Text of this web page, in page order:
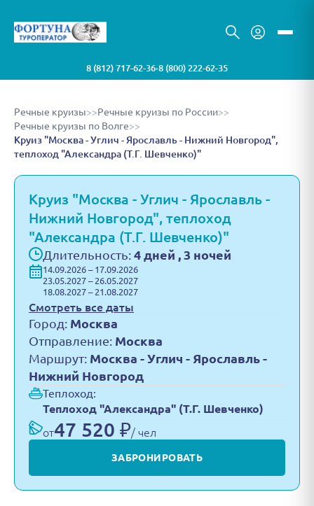
8 (812) 717-62-36•8 (800) 222-62-35
Речные круизы>>Речные круизы по России>>
Речные круизы по Волге>>
Круиз "Москва - Углич - Ярославль - Нижний Новгород",
теплоход "Александра (Т.Г. Шевченко)"
Круиз "Москва - Углич - Ярославль -
Нижний Новгород", теплоход
"Александра (Т.Г. Шевченко)"
Длительность: 4 дней , 3 ночей
14.09.2026 – 17.09.2026
23.05.2027 – 26.05.2027
18.08.2027 – 21.08.2027
Смотреть все даты
Город: Москва
Отправление: Москва
Маршрут: Москва - Углич - Ярославль -
Нижний Новгород
Теплоход:
Теплоход "Александра" (Т.Г. Шевченко)
от47 520 ₽/ чел
ЗАБРОНИРОВАТЬ